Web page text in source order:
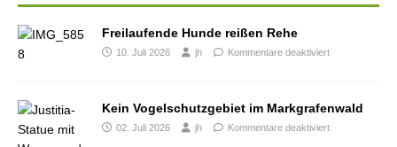
Freilaufende Hunde reißen Rehe
10. Juli 2026 jh Kommentare deaktiviert
Kein Vogelschutzgebiet im Markgrafenwald
02. Juli 2026 jh Kommentare deaktiviert